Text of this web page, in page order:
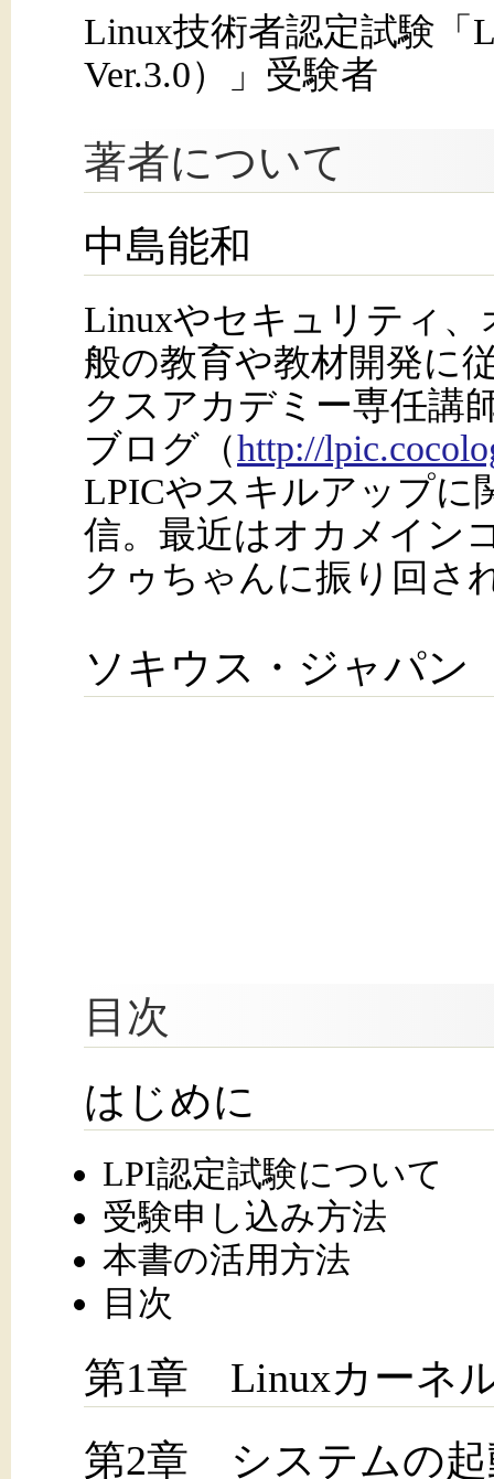
Linux技術者認定試験「
Ver.3.0）」受験者
著者について
中島能和
Linuxやセキュリティ
般の教育や教材開発に
クスアカデミー専任講
ブログ（http://
LPICやスキルアップに
信。最近はオカメイン
クゥちゃんに振り回さ
ソキウス・ジャパン
目次
はじめに
LPI認定試験について
受験申し込み方法
本書の活用方法
目次
第1章 Linuxカーネ
第2章 システムの起